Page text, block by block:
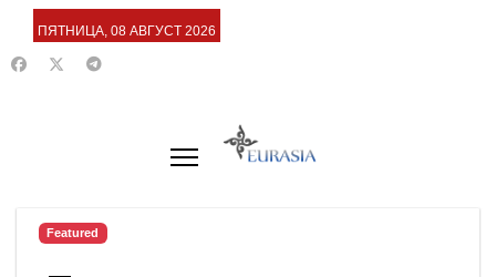
ПЯТНИЦА, 08 АВГУСТ 2026
Featured